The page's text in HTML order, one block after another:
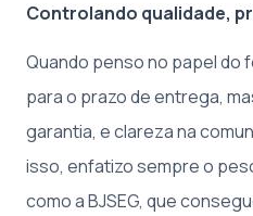
Controlando qualidade,
Quando penso no papel do
para o prazo de entrega,
garantia, e clareza na
isso, enfatizo sempre o
como a BJSEG, que